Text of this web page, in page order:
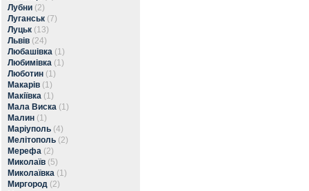
Лубни (2)
Луганськ (7)
Луцьк (13)
Львів (24)
Любашівка (1)
Любимівка (1)
Люботин (1)
Макарів (1)
Макіївка (1)
Мала Виска (1)
Малин (1)
Маріуполь (4)
Мелітополь (2)
Мерефа (2)
Миколаїв (5)
Миколаївка (1)
Миргород (2)